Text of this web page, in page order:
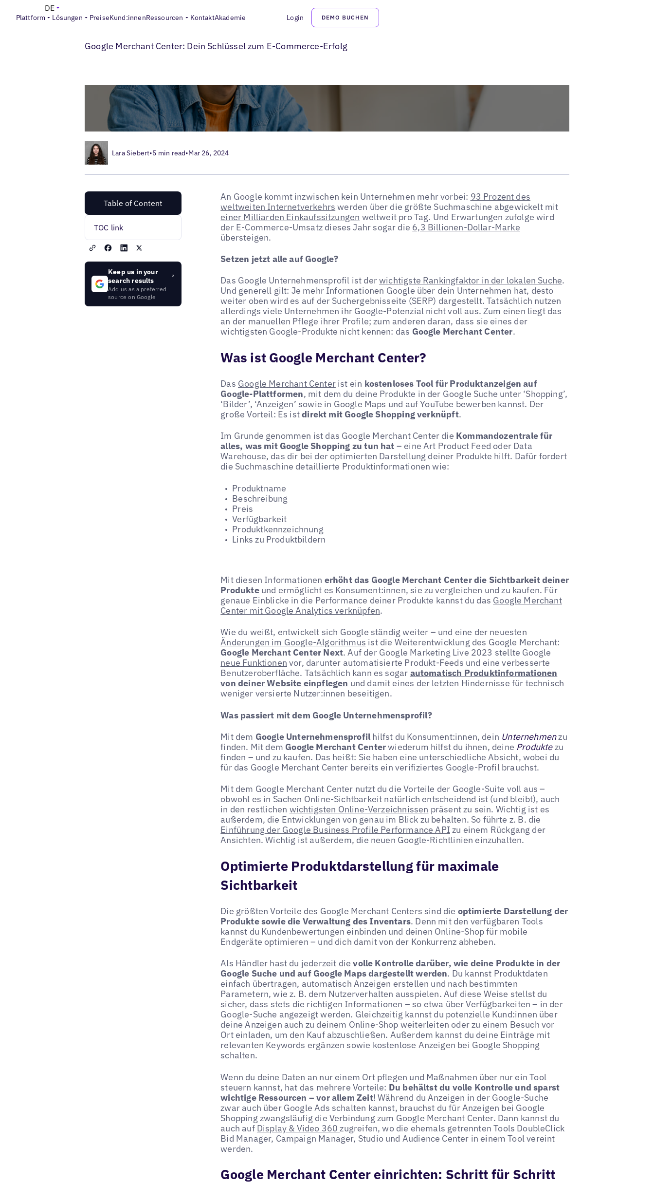
Plattform Lösungen PreiseKund:innenRessourcen KontaktAkademie Login DEMO BUCHEN
DE
Blogs> Lokales Listings-Management>
Google Merchant Center: Dein Schlüssel zum E-Commerce-Erfolg
Lara Siebert•5 min read•Mar 26, 2024
Table of Content
TOC link
Keep us in your
search results
Add us as a preferred
source on Google
An Google kommt inzwischen kein Unternehmen mehr vorbei: 93 Prozent des
weltweiten Internetverkehrs werden über die größte Suchmaschine abgewickelt mit
einer Milliarden Einkaufssitzungen weltweit pro Tag. Und Erwartungen zufolge wird
der E-Commerce-Umsatz dieses Jahr sogar die 6,3 Billionen-Dollar-Marke
übersteigen.
Setzen jetzt alle auf Google?
Das Google Unternehmensprofil ist derwichtigste Rankingfaktor in der lokalen Suche.
Und generell gilt: Je mehr Informationen Google über dein Unternehmen hat, desto
weiter oben wird es auf der Suchergebnisseite (SERP) dargestellt. Tatsächlich nutzen
allerdings viele Unternehmen ihr Google-Potenzial nicht voll aus. Zum einen liegt das
an der manuellen Pflege ihrer Profile; zum anderen daran, dass sie eines der
wichtigsten Google-Produkte nicht kennen: das Google Merchant Center.
Was ist Google Merchant Center?
Das Google Merchant Centerist ein kostenloses Tool für Produktanzeigen auf
Google-Plattformen, mit dem du deine Produkte in der Google Suche unter ‘Shopping’,
‘Bilder’, ‘Anzeigen’ sowie in Google Maps und auf YouTube bewerben kannst. Der
große Vorteil: Es istdirekt mit Google Shopping verknüpft.
Im Grunde genommen ist das Google Merchant Center die Kommandozentrale für
alles, was mit Google Shopping zu tun hat – eine Art Product Feed oder Data
Warehouse, das dir bei der optimierten Darstellung deiner Produkte hilft. Dafür fordert
die Suchmaschine detaillierte Produktinformationen wie:
Produktname
Beschreibung
Preis
Verfügbarkeit
Produktkennzeichnung
Links zu Produktbildern
Mit diesen Informationen erhöht das Google Merchant Center die Sichtbarkeit deiner
Produkteund ermöglicht es Konsument:innen, sie zu vergleichen und zu kaufen. Für
genaue Einblicke in die Performance deiner Produkte kannst du das Google Merchant
Center mit Google Analytics verknüpfen.
Wie du weißt, entwickelt sich Google ständig weiter – und eine der neuesten
Änderungen im Google-Algorithmus ist die Weiterentwicklung des Google Merchant:
Google Merchant Center Next. Auf der Google Marketing Live 2023 stellte Google
neue Funktionen vor, darunter automatisierte Produkt-Feeds und eine verbesserte
Benutzeroberfläche. Tatsächlich kann es sogar automatisch Produktinformationen
von deiner Website einpflegen und damit eines der letzten Hindernisse für technisch
weniger versierte Nutzer:innen beseitigen.
Was passiert mit dem Google Unternehmensprofil?
Mit dem Google Unternehmensprofil hilfst du Konsument:innen, dein Unternehmenzu
finden. Mit dem Google Merchant Centerwiederum hilfst du ihnen, deine Produktezu
finden – und zu kaufen. Das heißt: Sie haben eine unterschiedliche Absicht, wobei du
für das Google Merchant Center bereits ein verifiziertes Google-Profil brauchst.
Mit dem Google Merchant Center nutzt du die Vorteile der Google-Suite voll aus –
obwohl es in Sachen Online-Sichtbarkeit natürlich entscheidend ist (und bleibt), auch
in den restlichen wichtigsten Online-Verzeichnissen präsent zu sein. Wichtig ist es
außerdem, die Entwicklungen von genau im Blick zu behalten. So führte z. B. die
Einführung der Google Business Profile Performance API zu einem Rückgang der
Ansichten. Wichtig ist außerdem, die neuen Google-Richtlinien einzuhalten.
Optimierte Produktdarstellung für maximale
Sichtbarkeit
Die größten Vorteile des Google Merchant Centers sind die optimierte Darstellung der
Produkte sowie die Verwaltung des Inventars. Denn mit den verfügbaren Tools
kannst du Kundenbewertungen einbinden und deinen Online-Shop für mobile
Endgeräte optimieren – und dich damit von der Konkurrenz abheben.
Als Händler hast du jederzeit die volle Kontrolle darüber, wie deine Produkte in der
Google Suche und auf Google Maps dargestellt werden. Du kannst Produktdaten
einfach übertragen, automatisch Anzeigen erstellen und nach bestimmten
Parametern, wie z. B. dem Nutzerverhalten ausspielen. Auf diese Weise stellst du
sicher, dass stets die richtigen Informationen – so etwa über Verfügbarkeiten – in der
Google-Suche angezeigt werden. Gleichzeitig kannst du potenzielle Kund:innen über
deine Anzeigen auch zu deinem Online-Shop weiterleiten oder zu einem Besuch vor
Ort einladen, um den Kauf abzuschließen. Außerdem kannst du deine Einträge mit
relevanten Keywords ergänzen sowie kostenlose Anzeigen bei Google Shopping
schalten.
Wenn du deine Daten an nur einem Ort pflegen und Maßnahmen über nur ein Tool
steuern kannst, hat das mehrere Vorteile: Du behältst du volle Kontrolle und sparst
wichtige Ressourcen – vor allem Zeit! Während du Anzeigen in der Google-Suche
zwar auch über Google Ads schalten kannst, brauchst du für Anzeigen bei Google
Shopping zwangsläufig die Verbindung zum Google Merchant Center. Dann kannst du
auch auf Display & Video 360zugreifen, wo die ehemals getrennten Tools DoubleClick
Bid Manager, Campaign Manager, Studio und Audience Center in einem Tool vereint
werden.
Google Merchant Center einrichten: Schritt für Schritt